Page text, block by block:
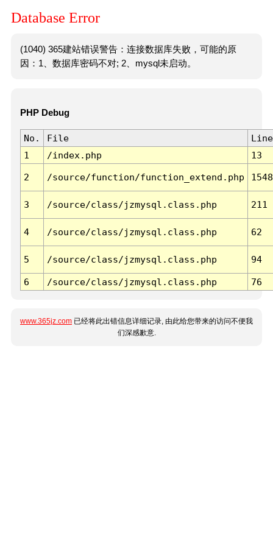
Database Error
(1040) 365建站错误警告：连接数据库失败，可能的原
因：1、数据库密码不对; 2、mysql未启动。
PHP Debug
No. File
Line
1
/index.php 13
2 /source/function/function_extend.php 1548
3 /source/class/jzmysql.class.php 211
4 /source/class/jzmysql.class.php 62
5 /source/class/jzmysql.class.php 94
6 /source/class/jzmysql.class.php 76
www.365jz.com 已经将此出错信息详细记录, 由此给您带来的访问不便我
们深感歉意.